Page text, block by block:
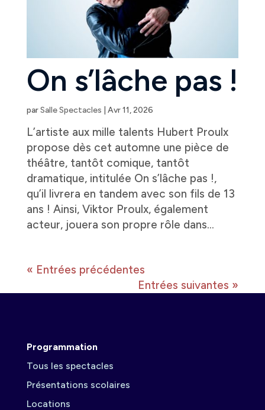
On s’lâche pas !
parSalle Spectacles Avr 11, 2026
L’artiste aux mille talents Hubert Proulx
propose dès cet automne une pièce de
théâtre, tantôt comique, tantôt
dramatique, intitulée On s’lâche pas !,
qu’il livrera en tandem avec son fils de 13
ans ! Ainsi, Viktor Proulx, également
acteur, jouera son propre rôle dans...
« Entrées précédentes
Entrées suivantes »
Programmation
Tous les spectacles
Présentations scolaires
Locations